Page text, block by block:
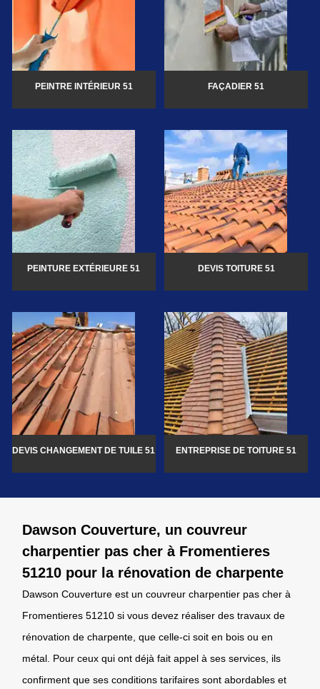
PEINTRE INTÉRIEUR 51 FAÇADIER 51
PEINTURE EXTÉRIEURE 51 DEVIS TOITURE 51
DEVIS CHANGEMENT DE TUILE 51 ENTREPRISE DE TOITURE 51
Dawson Couverture, un couvreur
charpentier pas cher à Fromentieres
51210 pour la rénovation de charpente
Dawson Couverture est un couvreur charpentier pas cher à
Fromentieres 51210 si vous devez réaliser des travaux de
rénovation de charpente, que celle-ci soit en bois ou en
métal. Pour ceux qui ont déjà fait appel à ses services, ils
confirment que ses conditions tarifaires sont abordables et